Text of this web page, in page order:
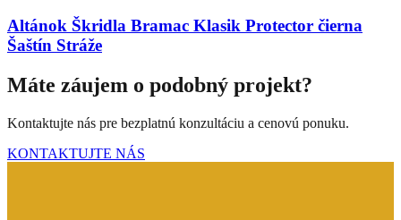
Altánok Škridla Bramac Klasik Protector čierna
Šaštín Stráže
Máte záujem o podobný projekt?
Kontaktujte nás pre bezplatnú konzultáciu a cenovú ponuku.
KONTAKTUJTE NÁS